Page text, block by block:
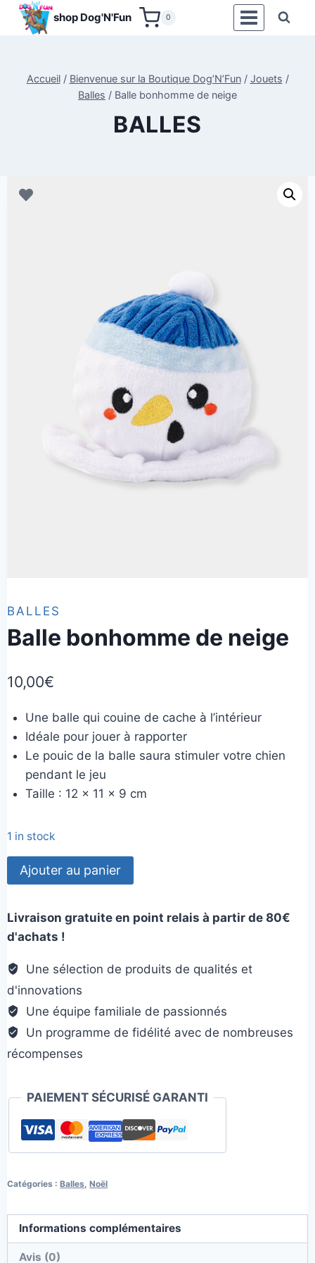
Aller
shop Dog'N'Fun 0
Accueil / Bienvenue sur la Boutique Dog’N’Fun / Jouets /
Balles / Balle bonhomme de neige
BALLES
BALLES
Balle bonhomme de neige
10,00€
Une balle qui couine de cache à l’intérieur
Idéale pour jouer à rapporter
Le pouic de la balle saura stimuler votre chien
pendant le jeu
Taille : 12 x 11 x 9 cm
1 in stock
quantité
de
bonhomme
de
neige
Ajouter au panier
Livraison gratuite en point relais à partir de 80€
d'achats !
Une sélection de produits de qualités et
d'innovations
Une équipe familiale de passionnés
Un programme de fidélité avec de nombreuses
récompenses
PAIEMENT SÉCURISÉ GARANTI
Catégories :Balles ,Noël
Informations complémentaires
Avis (0)